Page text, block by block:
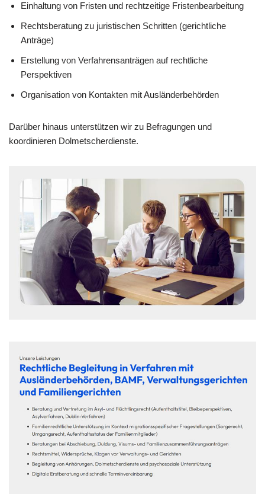
Einhaltung von Fristen und rechtzeitige Fristenbearbeitung
Rechtsberatung zu juristischen Schritten (gerichtliche
Anträge)
Erstellung von Verfahrensanträgen auf rechtliche
Perspektiven
Organisation von Kontakten mit Ausländerbehörden
Darüber hinaus unterstützen wir zu Befragungen und
koordinieren Dolmetscherdienste.